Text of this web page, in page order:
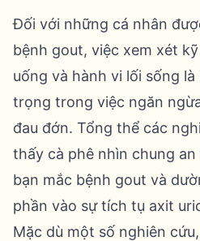
Đối với những cá nhân
bệnh gout, việc xem xét
uống và hành vi lối sống
trọng trong việc ngăn
đau đớn. Tổng thể các
thấy cà phê nhìn chung
bạn mắc bệnh gout và
phần vào sự tích tụ axit
Mặc dù một số nghiên